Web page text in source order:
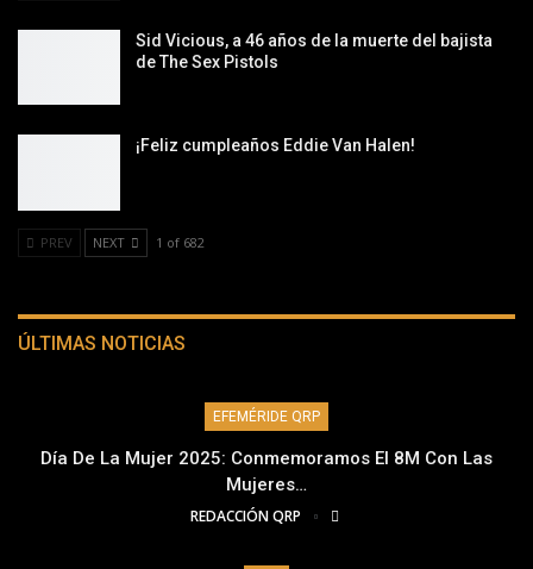
Sid Vicious, a 46 años de la muerte del bajista
de The Sex Pistols
¡Feliz cumpleaños Eddie Van Halen!
PREV NEXT 1 of 682
ÚLTIMAS NOTICIAS
EFEMÉRIDE QRP
Día De La Mujer 2025: Conmemoramos El 8M Con Las
Mujeres…
REDACCIÓN QRP